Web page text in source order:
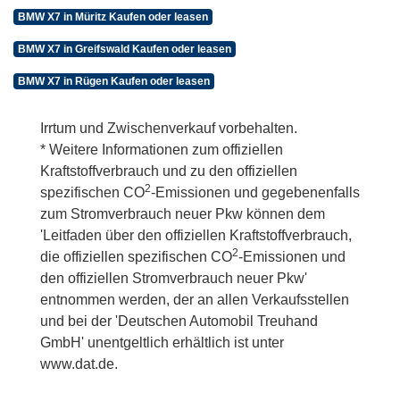
BMW X7 in Müritz Kaufen oder leasen
BMW X7 in Greifswald Kaufen oder leasen
BMW X7 in Rügen Kaufen oder leasen
Irrtum und Zwischenverkauf vorbehalten.
* Weitere Informationen zum offiziellen
Kraftstoffverbrauch und zu den offiziellen
spezifischen CO2-Emissionen und gegebenenfalls
zum Stromverbrauch neuer Pkw können dem
'Leitfaden über den offiziellen Kraftstoffverbrauch,
die offiziellen spezifischen CO2-Emissionen und
den offiziellen Stromverbrauch neuer Pkw'
entnommen werden, der an allen Verkaufsstellen
und bei der 'Deutschen Automobil Treuhand
GmbH' unentgeltlich erhältlich ist unter
www.dat.de.